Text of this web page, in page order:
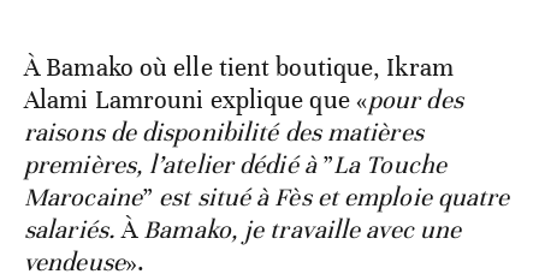
À Bamako où elle tient boutique, Ikram
Alami Lamrouni explique que «pour des
raisons de disponibilité des matières
premières, l’atelier dédié à”La Touche
Marocaine” est situé à Fès et emploie quatre
salariés.ÀBamako, je travaille avec une
vendeuse».